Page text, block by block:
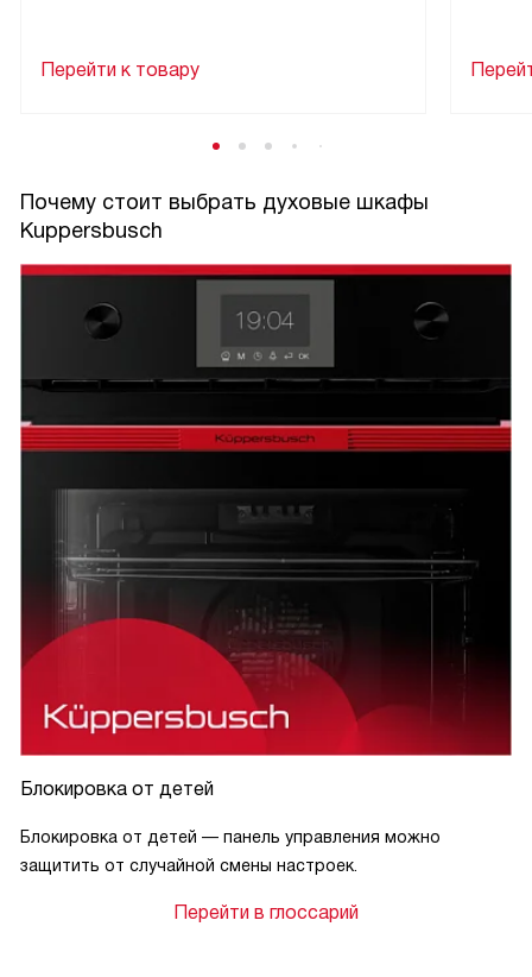
Перейти к товару
Почему стоит выбрать духовые шкафы
Kuppersbusch
Блокировка от детей
Блокировка от детей — панель управления можно
защитить от случайной смены настроек.
Перейти в глоссарий